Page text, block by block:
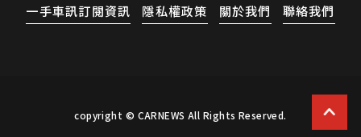
一手車訊訂閱資訊 隱私權政策 關於我們 聯絡我們
copyright © CARNEWS All Rights Reserved.